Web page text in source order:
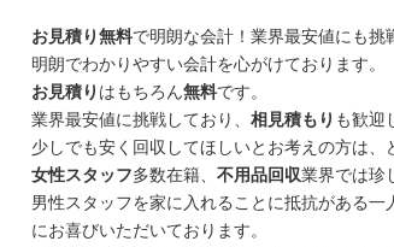
お見積り無料で明朗な会計！業界最安値にも挑
明朗でわかりやすい会計を心がけております。
お見積り はもちろん無料です。
業界最安値に挑戦しており、 相見積もり も歓迎
少しでも安く回収してほしいとお考えの方は、
女性スタッフ多数在籍、 不用品回収業界では珍
男性スタッフを家に入れることに抵抗がある
にお喜びいただいております。